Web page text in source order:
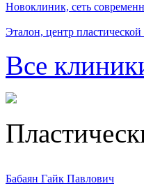
Новоклиник, сеть
Эталон, центр
Все
Бабаян Гайк Павлович